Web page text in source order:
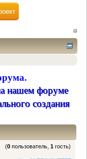
нашем форуме
создания
(0 пользователь,1 гость)